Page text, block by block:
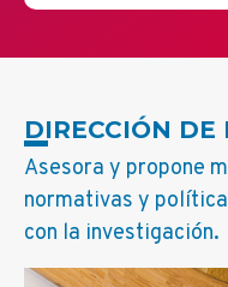
DIRECCIÓN DE
Asesora y propone
normativas y
con la investigación.